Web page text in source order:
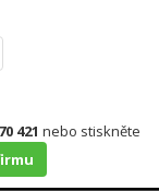
421 nebo stiskněte